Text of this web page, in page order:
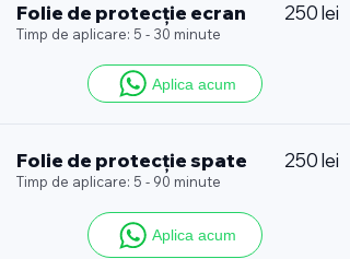
Folie de protecție ecran 250 lei
Timp de aplicare: 5 - 30 minute
Aplica acum
Folie de protecție spate 250 lei
Timp de aplicare: 5 - 90 minute
Aplica acum